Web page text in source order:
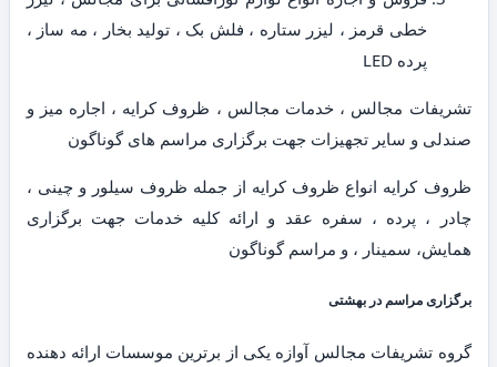
خطی قرمز ، لیزر ستاره ، فلش بک ، تولید بخار ، مه ساز ،
پرده LED
تشریفات مجالس ، خدمات مجالس ، ظروف کرایه ، اجاره میز و
صندلی و سایر تجهیزات جهت برگزاری مراسم های گوناگون
ظروف کرایه انواع ظروف کرایه از جمله ظروف سیلور و چینی ،
چادر ، پرده ، سفره عقد و ارائه کلیه خدمات جهت برگزاری
همایش، سمینار ، و مراسم گوناگون
برگزاری مراسم در بهشتی
گروه تشریفات مجالس آوازه یکی از برترین موسسات ارائه دهنده